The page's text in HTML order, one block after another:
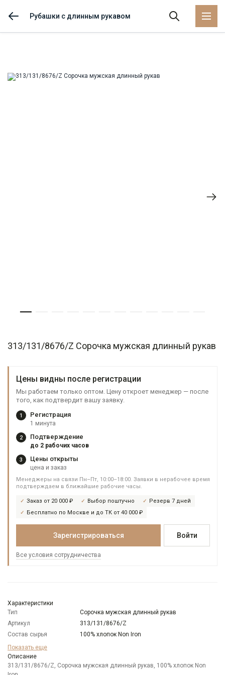
Рубашки с длинным рукавом
313/131/8676/Z Сорочка мужская длинный рукав
Цены видны после регистрации
Мы работаем только оптом. Цену откроет менеджер — после
того, как подтвердит вашу заявку.
1 Регистрация
1 минута
2 Подтверждение
до 2 рабочих часов
3 Цены открыты
цена и заказ
Менеджеры на связи Пн–Пт, 10:00–18:00. Заявки в нерабочее время
подтверждаем в ближайшие рабочие часы.
Заказ от 20 000 ₽ Выбор поштучно
Резерв 7 дней
Бесплатно по Москве и до ТК от 40 000 ₽
Зарегистрироваться Войти
Все условия сотрудничества
Характеристики
Тип
Сорочка мужская длинный рукав
Артикул
313/131/8676/Z
Состав сырья
100% хлопок Non Iron
Бренд
Модель
Цвет
Серый
Показать еще
Описание
313/131/8676/Z, Сорочка мужская длинный рукав, 100% хлопок Non